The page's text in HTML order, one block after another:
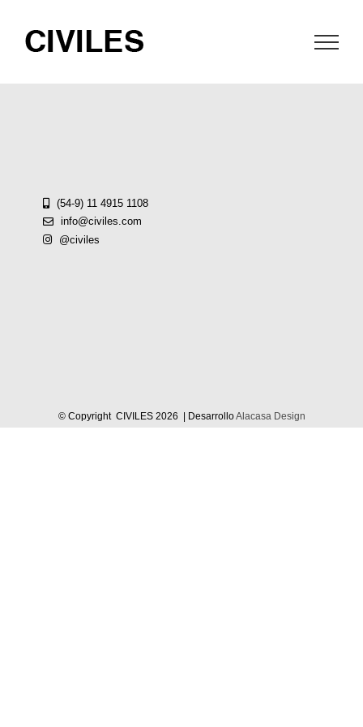
contenido
(54-9) 11 4915 1108
info@civiles.com
@civiles
© Copyright CIVILES 2026 | DesarrolloAlacasa Design